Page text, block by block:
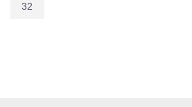
32